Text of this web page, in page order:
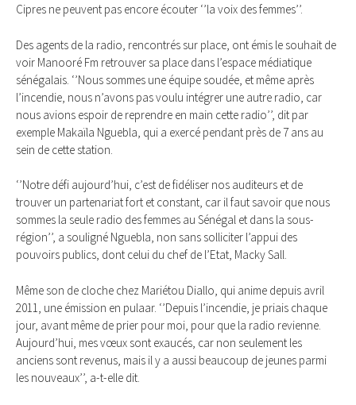
Cipres ne peuvent pas encore écouter ‘’la voix des femmes’’.
Des agents de la radio, rencontrés sur place, ont émis le souhait de
voir Manooré Fm retrouver sa place dans l’espace médiatique
sénégalais. ‘’Nous sommes une équipe soudée, et même après
l’incendie, nous n’avons pas voulu intégrer une autre radio, car
nous avions espoir de reprendre en main cette radio’’, dit par
exemple Makaïla Nguebla, qui a exercé pendant près de 7 ans au
sein de cette station.
‘’Notre défi aujourd’hui, c’est de fidéliser nos auditeurs et de
trouver un partenariat fort et constant, car il faut savoir que nous
sommes la seule radio des femmes au Sénégal et dans la sous-
région’’, a souligné Nguebla, non sans solliciter l’appui des
pouvoirs publics, dont celui du chef de l’Etat, Macky Sall.
Même son de cloche chez Mariétou Diallo, qui anime depuis avril
2011, une émission en pulaar. ‘’Depuis l’incendie, je priais chaque
jour, avant même de prier pour moi, pour que la radio revienne.
Aujourd’hui, mes vœux sont exaucés, car non seulement les
anciens sont revenus, mais il y a aussi beaucoup de jeunes parmi
les nouveaux’’, a-t-elle dit.